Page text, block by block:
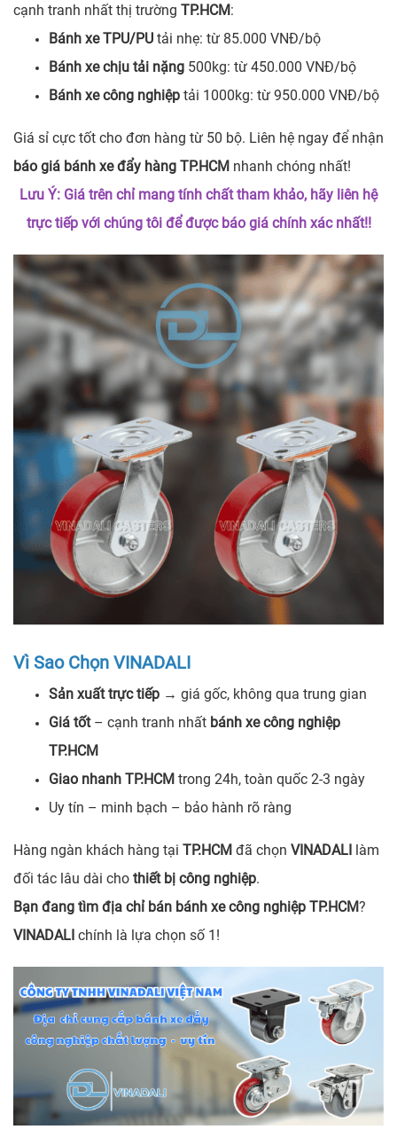
cạnh tranh nhất thị trường TP.HCM:
Bánh xe TPU/PU tải nhẹ: từ 85.000 VNĐ/bộ
Bánh xe chịu tải nặng 500kg: từ 450.000 VNĐ/bộ
Bánh xe công nghiệp tải 1000kg: từ 950.000 VNĐ/bộ
Giá sỉ cực tốt cho đơn hàng từ 50 bộ. Liên hệ ngay để nhận
báo giá bánh xe đẩy hàng TP.HCM nhanh chóng nhất!
Lưu Ý: Giá trên chỉ mang tính chất tham khảo, hãy liên hệ
trực tiếp với chúng tôi để được báo giá chính xác nhất!!
Vì Sao Chọn VINADALI
Sản xuất trực tiếp → giá gốc, không qua trung gian
Giá tốt– cạnh tranh nhất bánh xe công nghiệp
TP.HCM
Giao nhanh TP.HCM trong 24h, toàn quốc 2-3 ngày
Uy tín – minh bạch – bảo hành rõ ràng
Hàng ngàn khách hàng tại TP.HCM đã chọn VINADALI làm
đối tác lâu dài cho thiết bị công nghiệp.
Bạn đang tìm địa chỉ bán bánh xe công nghiệp TP.HCM?
VINADALI chính là lựa chọn số 1!